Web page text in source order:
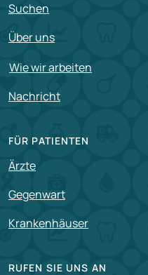
Suchen
Über uns
Wie wir arbeiten
Nachricht
FÜR PATIENTEN
Ärzte
Gegenwart
Krankenhäuser
RUFEN SIE UNS AN